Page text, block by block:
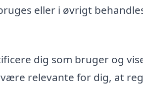
eller i øvrigt
dig som bruger og
relevante for dig, at